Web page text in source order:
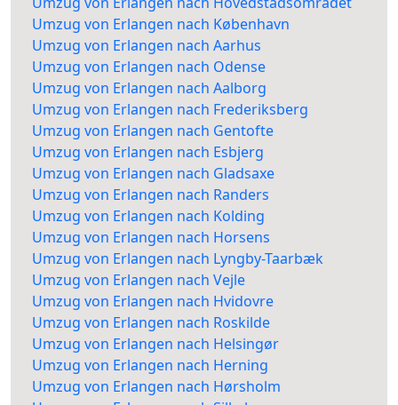
Umzug von Erlangen nach København
Umzug von Erlangen nach Aarhus
Umzug von Erlangen nach Odense
Umzug von Erlangen nach Aalborg
Umzug von Erlangen nach Frederiksberg
Umzug von Erlangen nach Gentofte
Umzug von Erlangen nach Esbjerg
Umzug von Erlangen nach Gladsaxe
Umzug von Erlangen nach Randers
Umzug von Erlangen nach Kolding
Umzug von Erlangen nach Horsens
Umzug von Erlangen nach Lyngby-Taarbæk
Umzug von Erlangen nach Vejle
Umzug von Erlangen nach Hvidovre
Umzug von Erlangen nach Roskilde
Umzug von Erlangen nach Helsingør
Umzug von Erlangen nach Herning
Umzug von Erlangen nach Hørsholm